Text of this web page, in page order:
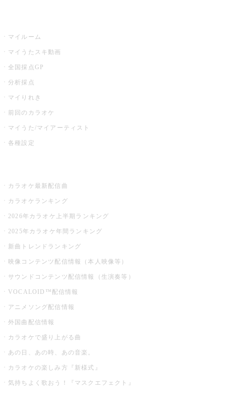
マイルーム
マイうたスキ動画
全国採点GP
分析採点
マイりれき
前回のカラオケ
マイうた/マイアーティスト
各種設定
カラオケ最新配信曲
カラオケランキング
2026年カラオケ上半期ランキング
2025年カラオケ年間ランキング
新曲トレンドランキング
映像コンテンツ配信情報（本人映像等）
サウンドコンテンツ配信情報（生演奏等）
VOCALOID™配信情報
アニメソング配信情報
外国曲配信情報
カラオケで盛り上がる曲
あの日、あの時、あの音楽。
カラオケの楽しみ方『新様式』
気持ちよく歌おう！『マスクエフェクト』